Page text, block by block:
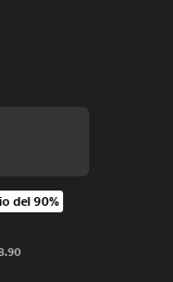
di CHF 78.90
del 90%